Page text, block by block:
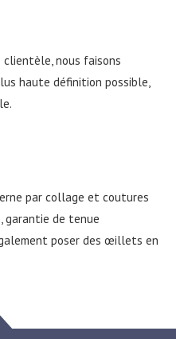
nous faisons
haute définition possible,
par collage et coutures
garantie de tenue
poser des œillets en